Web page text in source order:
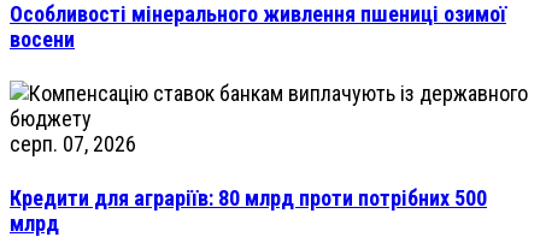
Особливості мінерального живлення пшениці озимої
восени
серп. 07, 2026
Кредити для аграріїв: 80 млрд проти потрібних 500
млрд